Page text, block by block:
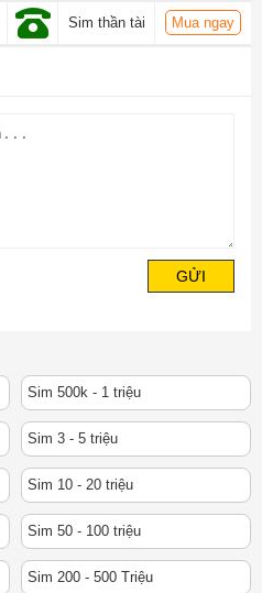
Sim thần tài Mua ngay
GỬI
Sim 500k - 1 triệu
Sim 3 - 5 triệu
Sim 10 - 20 triệu
Sim 50 - 100 triệu
Sim 200 - 500 Triệu